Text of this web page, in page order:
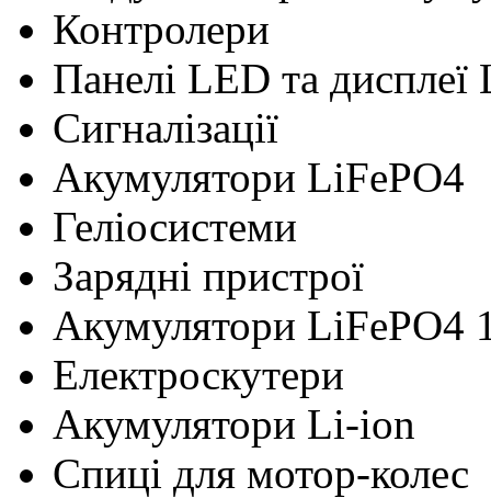
Контролери
Панелі LED та дисплеї
Сигналізації
Акумулятори LiFePO4
Геліосистеми
Зарядні пристрої
Акумулятори LiFePO4
Електроскутери
Акумулятори Li-ion
Cпиці для мотор-колес